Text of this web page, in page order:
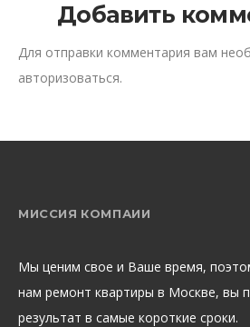
Добавить
Для отправки комментария вам
авторизоваться.
МИССИЯ КОМПАИИ
Мы ценим свое и Ваше время,
нам ремонт квартиры в Москве, вы
результат в самые короткие сроки.